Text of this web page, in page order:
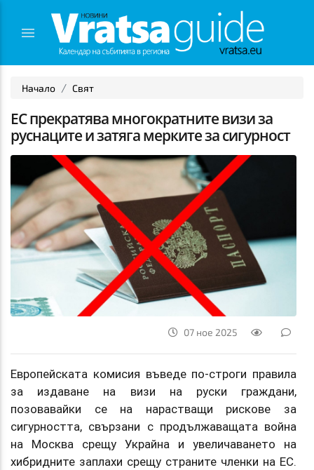
Начало Свят
ЕС прекратява многократните визи за
руснаците и затяга мерките за сигурност
07 ное 2025
Европейската комисия въведе по-строги правила
за издаване на визи на руски граждани,
позовавайки се на нарастващи рискове за
сигурността, свързани с продължаващата война
на Москва срещу Украйна и увеличаването на
хибридните заплахи срещу страните членки на ЕС.